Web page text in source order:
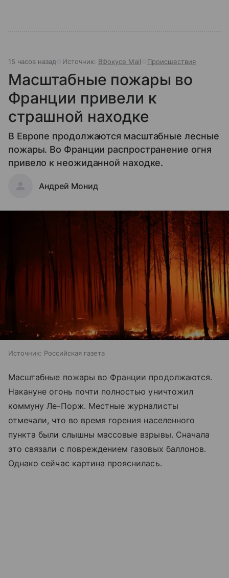
15 часов назад Источник: ВФокусе Mail Происшествия
Масштабные пожары во
Франции привели к
страшной находке
В Европе продолжаются масштабные лесные
пожары. Во Франции распространение огня
привело к неожиданной находке.
Андрей Монид
Источник: Российская газета
Масштабные пожары во Франции продолжаются.
Накануне огонь почти полностью уничтожил
коммуну Ле-Порж. Местные журналисты
отмечали, что во время горения населенного
пункта были слышны массовые взрывы. Сначала
это связали с повреждением газовых баллонов.
Однако сейчас картина прояснилась.